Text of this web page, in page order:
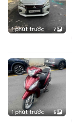
1 phút trước 7
1 phút trước 5